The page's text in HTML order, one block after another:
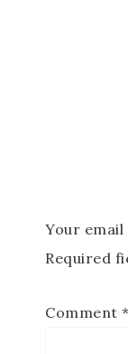
Your email
Required
Comment *